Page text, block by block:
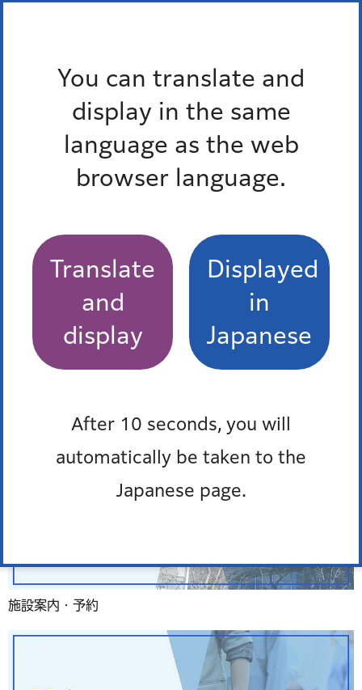
You can translate and
display in the same
language as the web
browser language.
Translate
and
display
Displayed
in
Japanese
After 10 seconds, you will
automatically be taken to the
Japanese page.
よくある質問
施設案内・予約